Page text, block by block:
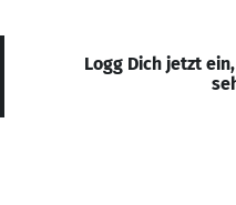
Logg Dich jetzt